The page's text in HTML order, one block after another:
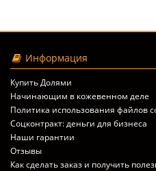
Информация
Купить Долями
Начинающим в кожевенном деле
Политика использования файлов
Соцконтракт: деньги для бизнеса
Наши гарантии
Отзывы
Как сделать заказ и получить